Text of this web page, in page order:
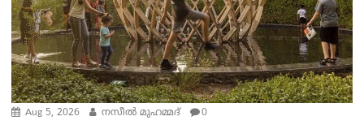
Aug 5, 2026 നസീല്‍ മുഹമ്മദ് 0